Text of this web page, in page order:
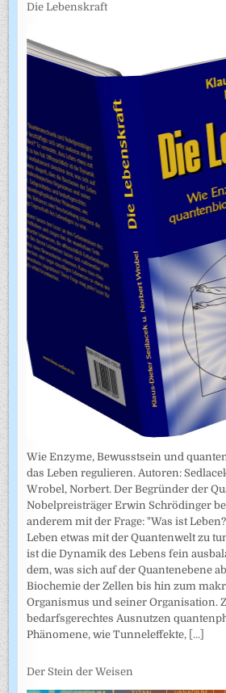
Die Lebenskraft
Wie Enzyme, Bewusstsein und
das Leben regulieren. Autoren:
Wrobel, Norbert. Der Begründer der
Nobelpreisträger Erwin Schrödinger
anderem mit der Frage: "Was ist
Leben etwas mit der Quantenwelt zu
ist die Dynamik des Lebens fein
dem, was sich auf der Quantenebene
Biochemie der Zellen bis hin zum
Organismus und seiner Organisation.
bedarfsgerechtes Ausnutzen
Phänomene, wie Tunneleffekte, [...]
Der Stein der Weisen